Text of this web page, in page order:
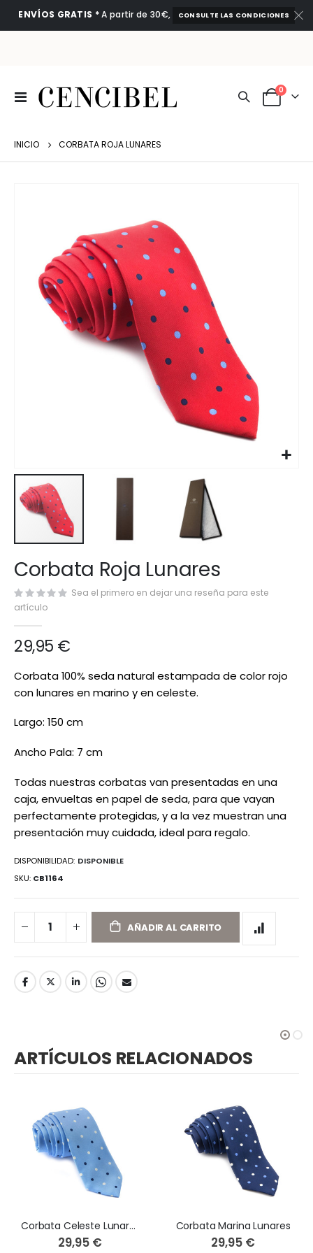
ENVÍOS GRATIS *A partir de 30€, CONSULTE LAS CONDICIONES
Toggle
Nav
Cart
0
INICIO CORBATA ROJA LUNARES
galería
imágenes
al
comienzo
de
la
galería
de
imágenes
Corbata Roja Lunares
Sea el primero en dejar una reseña para este
artículo
29,95 €
Corbata 100% seda natural estampada de color rojo
con lunares en marino y en celeste.
Largo: 150 cm
Ancho Pala: 7 cm
Todas nuestras corbatas van presentadas en una
caja, envueltas en papel de seda, para que vayan
perfectamente protegidas, y a la vez muestran una
presentación muy cuidada, ideal para regalo.
DISPONIBILIDAD: DISPONIBLE
SKU CB1164
AÑADIR AL CARRITO
ARTÍCULOS RELACIONADOS
Corbata Celeste Lunares
29,95 €
Corbata Marina Lunares
29,95 €